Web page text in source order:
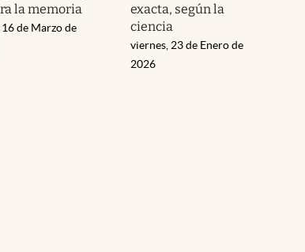
la memoria
16 de Marzo de
exacta, según la
ciencia
viernes, 23 de Enero de
2026